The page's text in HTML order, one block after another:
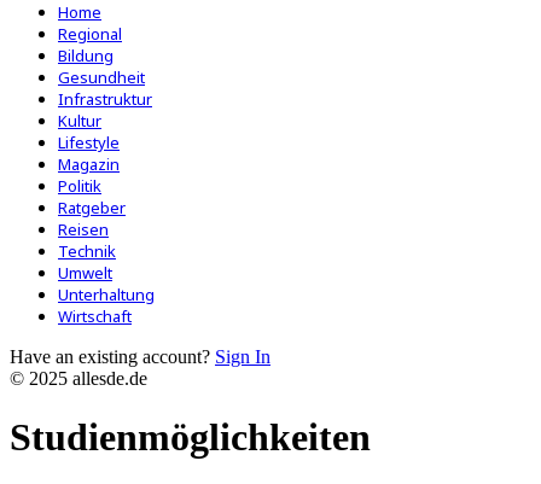
Home
Regional
Bildung
Gesundheit
Infrastruktur
Kultur
Lifestyle
Magazin
Politik
Ratgeber
Reisen
Technik
Umwelt
Unterhaltung
Wirtschaft
Have an existing account? Sign In
© 2025 allesde.de
Studienmöglichkeiten